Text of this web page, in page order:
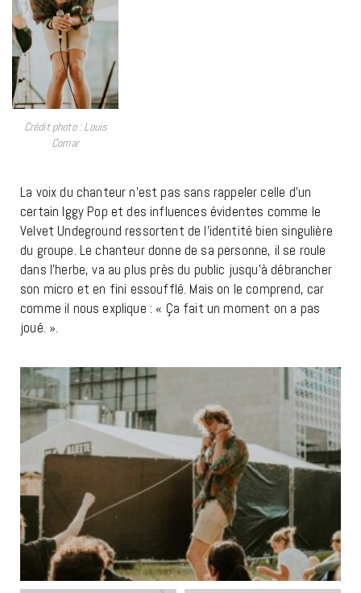
Crédit photo : Louis
Comar
La voix du chanteur n’est pas sans rappeler celle d’un
certain Iggy Pop et des influences évidentes comme le
Velvet Undeground ressortent de l’identité bien singulière
du groupe. Le chanteur donne de sa personne, il se roule
dans l’herbe, va au plus près du public jusqu’à débrancher
son micro et en fini essoufflé. Mais on le comprend, car
comme il nous explique : « Ça fait un moment on a pas
joué. ».